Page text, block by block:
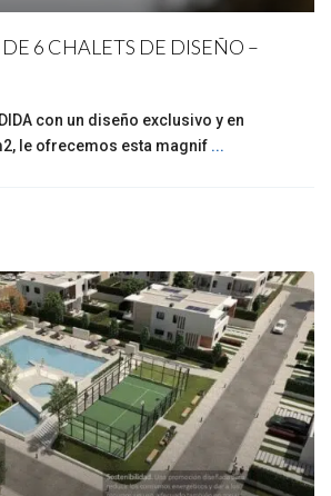
6 CHALETS DE DISEÑO –
con un diseño exclusivo y en
le ofrecemos esta magnif ...